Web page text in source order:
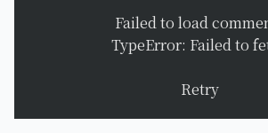
Failed to load
TypeError: Failed to
Retry